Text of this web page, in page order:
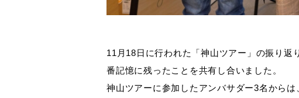
11月18日に行われた「神山ツアー」の振り返
番記憶に残ったことを共有し合いました。
神山ツアーに参加したアンバサダー3名から